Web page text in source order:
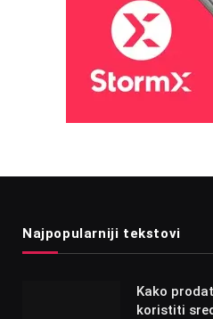
Najpopularniji tekstovi
Kako
koristiti